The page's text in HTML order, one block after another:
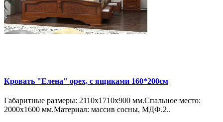
Кровать "Елена" орех, с ящиками 160*200см
Габаритные размеры: 2110х1710х900 мм.Спальное место:
2000х1600 мм.Материал: массив сосны, МДФ.2..